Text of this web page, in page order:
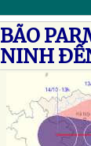
BÃO
NINH